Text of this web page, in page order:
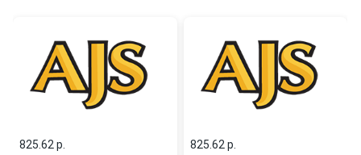
825.62 p.
825.62 p.